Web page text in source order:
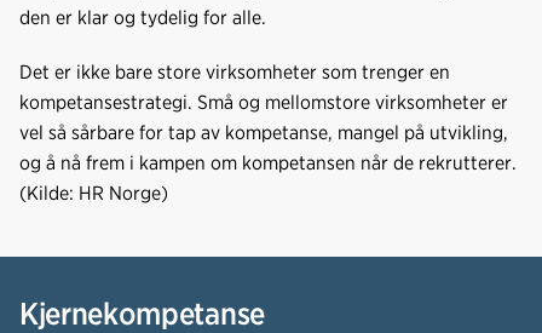
den er klar og tydelig for alle.
Det er ikke bare store virksomheter som trenger en
kompetansestrategi. Små og mellomstore virksomheter er
vel så sårbare for tap av kompetanse, mangel på utvikling,
og å nå frem i kampen om kompetansen når de rekrutterer.
(Kilde: HR Norge)
Kjernekompetanse